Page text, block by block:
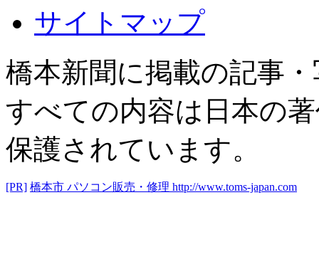
サイトマップ
橋本新聞に掲載の記事
すべての内容は日本の
保護されています。
[PR] 橋本市 パソコン販売・修理 http://www.toms-japan.com